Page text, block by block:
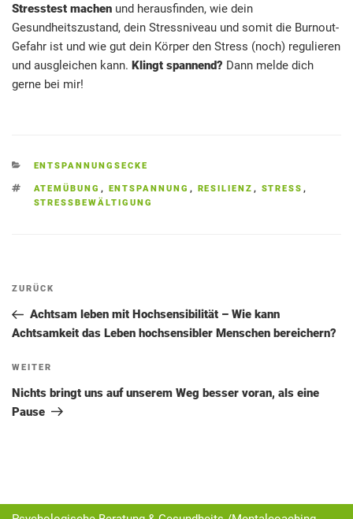
Stresstest machen und herausfinden, wie dein
Gesundheitszustand, dein Stressniveau und somit die Burnout-
Gefahr ist und wie gut dein Körper den Stress (noch) regulieren
und ausgleichen kann. Klingt spannend? Dann melde dich
gerne bei mir!
KATEGORIEN
ENTSPANNUNGSECKE
SCHLAGWÖRTER
ATEMÜBUNG , ENTSPANNUNG , RESILIENZ , STRESS ,
STRESSBEWÄLTIGUNG
Beitragsnavigation
Vorheriger
Beitrag
ZURÜCK
Achtsam leben mit Hochsensibilität – Wie kann
Achtsamkeit das Leben hochsensibler Menschen bereichern?
Nächster
Beitrag
WEITER
Nichts bringt uns auf unserem Weg besser voran, als eine
Pause